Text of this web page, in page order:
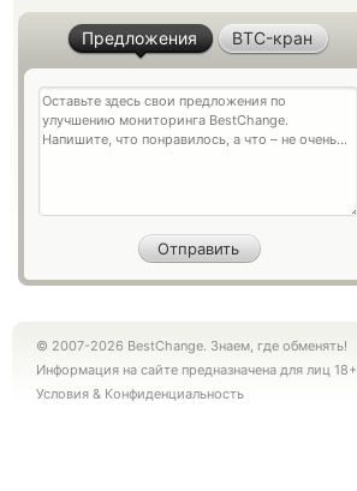
Предложения BTC-кран
© 2007-2026 BestChange. Знаем, где обменять!
Информация на сайте предназначена для лиц 18+
Условия & Конфиденциальность